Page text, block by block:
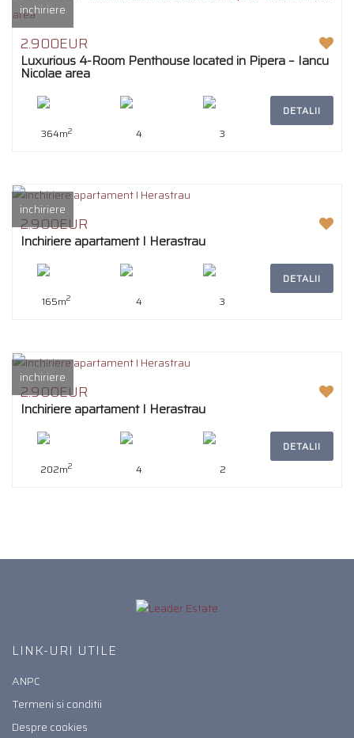
inchiriere
2.900EUR
Luxurious 4-Room Penthouse located in Pipera – Iancu
Nicolae area
364m2 4 3
DETALII
inchiriere
2.900EUR
Inchiriere apartament I Herastrau
165m2 4 3
DETALII
inchiriere
2.900EUR
Inchiriere apartament I Herastrau
202m2 4 2
DETALII
LINK-URI UTILE
ANPC
Termeni si conditii
Despre cookies